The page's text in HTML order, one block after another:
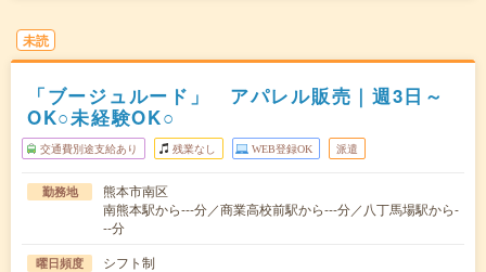
未読
「ブージュルード」 アパレル販売｜週3日～
OK○未経験OK○
交通費別途支給あり 残業なし WEB登録OK 派遣
勤務地
熊本市南区
南熊本駅から---分／商業高校前駅から---分／八丁馬場駅から-
--分
曜日頻度 シフト制